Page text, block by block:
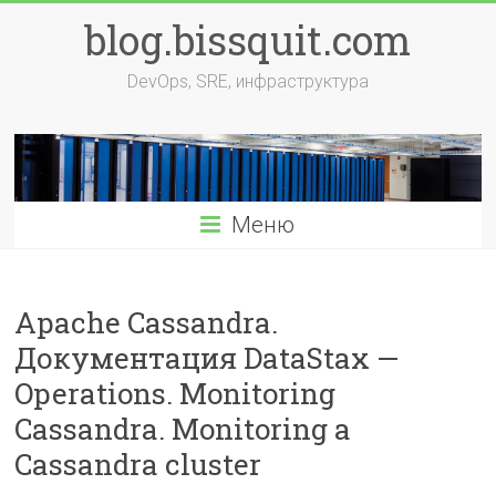
содержимомуblog.bissquit.com
DevOps, SRE, инфраструктура
Меню
Apache Cassandra.
Документация DataStax —
Operations. Monitoring
Cassandra. Monitoring a
Cassandra cluster